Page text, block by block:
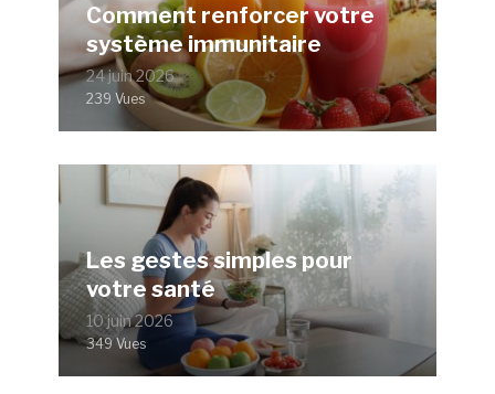
Comment renforcer votre
système immunitaire
24 juin 2026
239 Vues
Les gestes simples pour
votre santé
10 juin 2026
349 Vues